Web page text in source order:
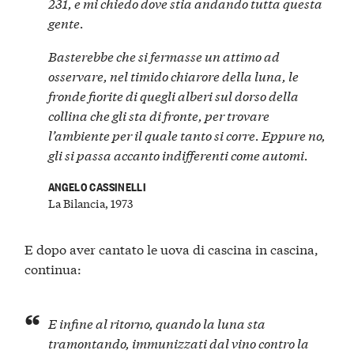
gente.
Basterebbe chesi fermasse un attimo ad
osservare, nel timido chiarore della luna, le
fronde fiorite di quegli alberi sul dorso della
collina che gli sta di fronte, per trovare
l’ambiente per il quale tanto si corre. Eppure no,
gli si passa accanto indifferenticome automi.
ANGELO CASSINELLI
La Bilancia, 1973
E dopo aver cantato le uova di cascina in cascina,
continua:
E infine al ritorno, quando la luna sta
tramontando, immunizzati dal vino contro la